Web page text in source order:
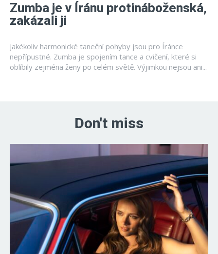
Zumba je v Íránu protináboženská,
zakázali ji
Jakékoliv harmonické taneční pohyby jsou pro Íránce
nepřípustné. Zumba je spojením tance a cvičení, které si
oblíbily zejména ženy po celém světě. Výjimkou nejsou ani...
Don't miss